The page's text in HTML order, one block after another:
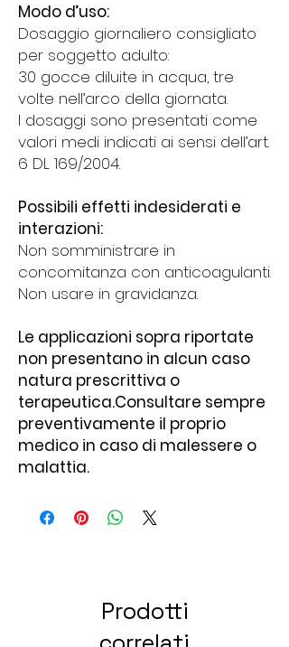
Modo d’uso:
Dosaggio giornaliero consigliato
per soggetto adulto:
30 gocce diluite in acqua, tre
volte nell’arco della giornata.
I dosaggi sono presentati come
valori medi indicati ai sensi dell’art.
6 DL 169/2004.
Possibili effetti indesiderati e
interazioni:
Non somministrare in
concomitanza con anticoagulanti.
Non usare in gravidanza.
Le applicazioni sopra riportate
non presentano in alcun caso
natura prescrittiva o
terapeutica.Consultare sempre
preventivamente il proprio
medico in caso di malessere o
malattia.
Prodotti